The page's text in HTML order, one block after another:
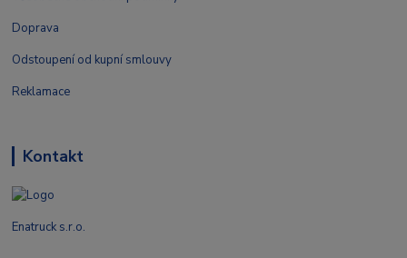
Doprava
Odstoupení od kupní smlouvy
Reklamace
Kontakt
Enatruck s.r.o.